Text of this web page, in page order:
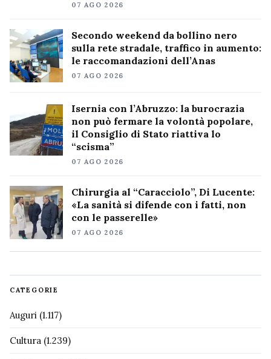
07 AGO 2026
Secondo weekend da bollino nero
sulla rete stradale, traffico in aumento:
le raccomandazioni dell’Anas
07 AGO 2026
Isernia con l’Abruzzo: la burocrazia
non può fermare la volontà popolare,
il Consiglio di Stato riattiva lo
“scisma”
07 AGO 2026
Chirurgia al “Caracciolo”, Di Lucente:
«La sanità si difende con i fatti, non
con le passerelle»
07 AGO 2026
CATEGORIE
Auguri (1.117)
Cultura (1.239)